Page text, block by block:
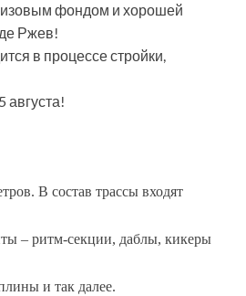
фондом и хорошей
Ржев!
в процессе стройки,
августа!
В состав трассы входят
– ритм-секции, даблы, кикеры
и так далее.